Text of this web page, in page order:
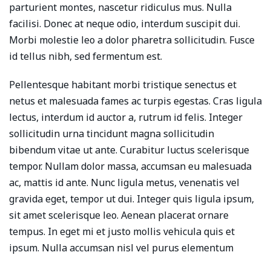
parturient montes, nascetur ridiculus mus. Nulla
facilisi. Donec at neque odio, interdum suscipit dui.
Morbi molestie leo a dolor pharetra sollicitudin. Fusce
id tellus nibh, sed fermentum est.
Pellentesque habitant morbi tristique senectus et
netus et malesuada fames ac turpis egestas. Cras ligula
lectus, interdum id auctor a, rutrum id felis. Integer
sollicitudin urna tincidunt magna sollicitudin
bibendum vitae ut ante. Curabitur luctus scelerisque
tempor. Nullam dolor massa, accumsan eu malesuada
ac, mattis id ante. Nunc ligula metus, venenatis vel
gravida eget, tempor ut dui. Integer quis ligula ipsum,
sit amet scelerisque leo. Aenean placerat ornare
tempus. In eget mi et justo mollis vehicula quis et
ipsum. Nulla accumsan nisl vel purus elementum